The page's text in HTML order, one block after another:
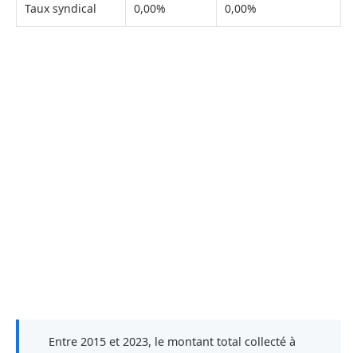
Taux syndical 0,00% 0,00%
Entre 2015 et 2023, le montant total collecté à